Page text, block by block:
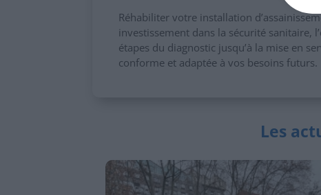
Réhabiliter votre installation
investissement dans la sécurité sanitaire,
étapes du diagnostic jusqu’à la mise en
conforme et adaptée à vos besoins futurs.
Les